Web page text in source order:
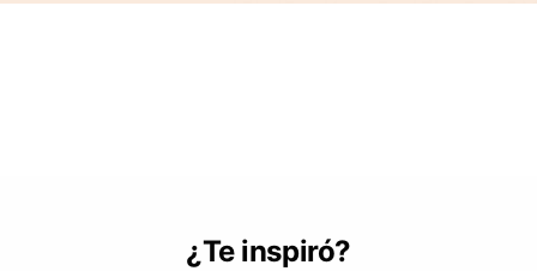
¿Te inspiró?